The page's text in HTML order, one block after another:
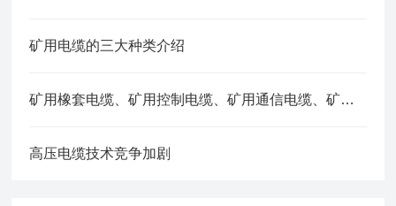
矿用电缆的三大种类介绍
矿用橡套电缆、矿用控制电缆、矿用通信电缆、矿用电力电缆、矿用计算机电缆区别，看完不选错
高压电缆技术竞争加剧